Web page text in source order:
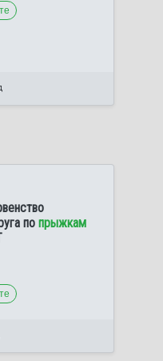
по прыжкам